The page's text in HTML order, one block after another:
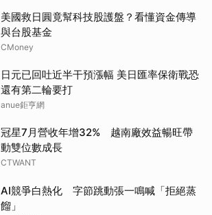
美國救日圓竟幫科技股護盤？看懂資金傳導
與台股基金
CMoney
日元已回吐近半干預漲幅 美日匯率保衛戰恐
還有第二輪要打
anue鉅亨網
冠星7月營收年增32% 越南廠效益暢旺帶
動雙位數成長
CTWANT
AI競爭白熱化 字節跳動張一鳴喊「拒絕蒸
餾」